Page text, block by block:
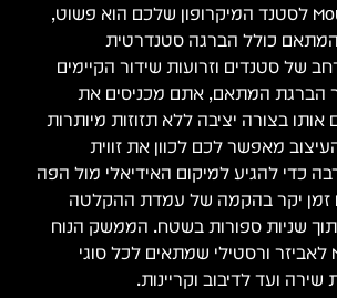
תהליך חיבור ה-Mount לסטנד המיקרופון שלכם הוא פשוט,
המתאם כולל הברגה סטנדרטית
של סטנדים וזרועות שידור הקיימים
הברגת המתאם, אתם מכניסים את
אותו בצורה יציבה ללא תזוזות מיותרות
מאפשר לכם לכוון את זווית
כדי להגיע למיקום האידיאלי מול הפה
זמן יקר בהקמה של עמדת ההקלטה
שניות ספורות בשטח. הממשק הנוח
הופך את ה-MXL 57 לאביזר ורסטילי שמתאים לכל סוגי
ועד לדיבוב וקריינות.